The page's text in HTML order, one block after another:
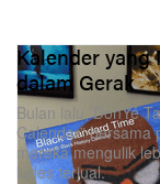
Kalender
dalam Gerak
Bulan lalu, DonYé
Calendar” bersama
mereka mengulik
ludes terjual.